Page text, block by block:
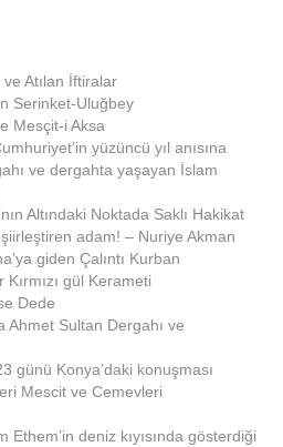
ve Atılan İftiralar
Serinket-Uluğbey
Mesçit-i Aksa
yüzüncü yıl anısına
ve dergahta yaşayan İslam
Altındaki Noktada Saklı Hakikat
şiirleştiren adam! – Nuriye Akman
giden Çalıntı Kurban
Kırmızı gül Kerameti
Dede
Ahmet Sultan Dergahı ve
günü Konya’daki konuşması
Mescit ve Cemevleri
Ethem’in deniz kıyısında gösterdiği